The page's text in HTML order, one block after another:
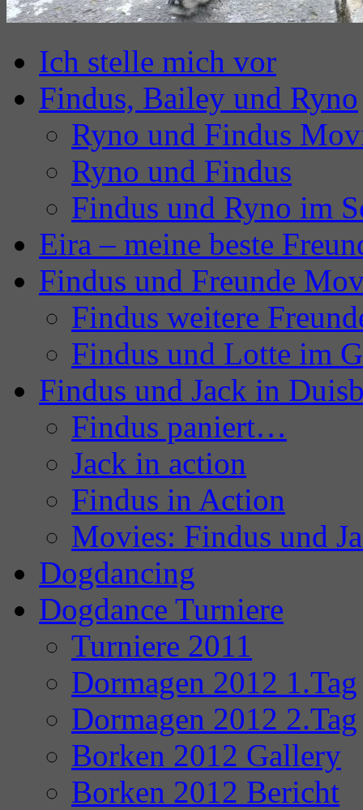
Ich stelle mich vor
Findus, Bailey und Ryno
Ryno und Findus
Ryno und Findus
Findus und Ryno im
Eira – meine beste
Findus und Freunde
Findus weitere
Findus und Lotte im
Findus und Jack in
Findus paniert…
Jack in action
Findus in Action
Movies: Findus und
Dogdancing
Dogdance Turniere
Turniere 2011
Dormagen 2012 1.Tag
Dormagen 2012 2.Tag
Borken 2012 Gallery
Borken 2012 Bericht